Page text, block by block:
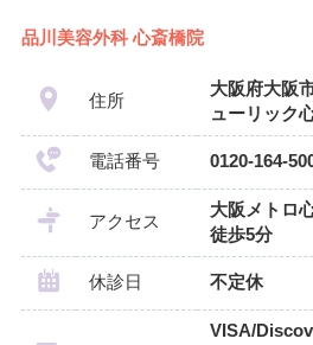
品川美容外科 心斎橋院
住所
大阪府大阪
ューリック
電話番号 0120-164-
アクセス
大阪メトロ
徒歩5分
休診日 不定休
VISA/